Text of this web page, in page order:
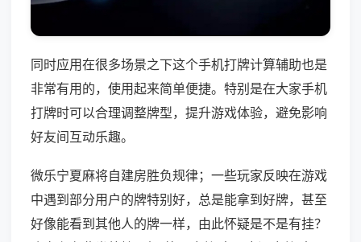
同时应用在很多场景之下这个手机打牌计算辅助也是
非常有用的，使用起来简单便捷。特别是在大家手机
打牌时可以合理调整牌型，提升游戏体验，避免影响
好友间互动乐趣。
微乐宁夏麻将自建房胜负规律；一些玩家反映在游戏
中遇到部分用户的牌特别好，总是能拿到好牌，甚至
好像能看到其他人的牌一样，由此怀疑是不是有挂？